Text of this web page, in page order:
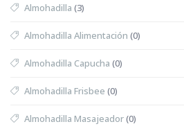
Almohadilla (3)
Almohadilla Alimentación (0)
Almohadilla Capucha (0)
Almohadilla Frisbee (0)
Almohadilla Masajeador(0)